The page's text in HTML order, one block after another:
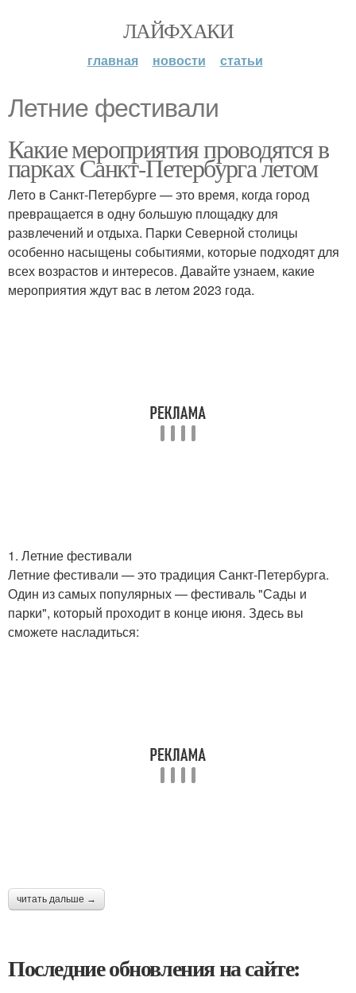
ЛАЙФХАКИ
главная новости статьи
Летние фестивали
Какие мероприятия проводятся в
парках Санкт-Петербурга летом
Лето в Санкт-Петербурге — это время, когда город
превращается в одну большую площадку для
развлечений и отдыха. Парки Северной столицы
особенно насыщены событиями, которые подходят для
всех возрастов и интересов. Давайте узнаем, какие
мероприятия ждут вас в летом 2023 года.
1. Летние фестивали
Летние фестивали — это традиция Санкт-Петербурга.
Один из самых популярных — фестиваль "Сады и
парки", который проходит в конце июня. Здесь вы
сможете насладиться:
читать дальше →
Последние обновления на сайте: